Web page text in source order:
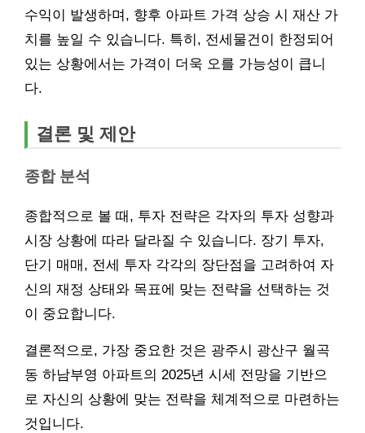
수익이 발생하며, 향후 아파트 가격 상승 시 재산 가
치를 높일 수 있습니다. 특히, 전세물건이 한정되어
있는 상황에서는 가격이 더욱 오를 가능성이 큽니
다.
결론 및 제안
종합 분석
종합적으로 볼 때, 투자 전략은 각자의 투자 성향과
시장 상황에 따라 달라질 수 있습니다. 장기 투자,
단기 매매, 전세 투자 각각의 장단점을 고려하여 자
신의 재정 상태와 목표에 맞는 전략을 선택하는 것
이 중요합니다.
결론적으로, 가장 중요한 것은 광주시 광산구 월곡
동 하남부영 아파트의 2025년 시세 전망을 기반으
로 자신의 상황에 맞는 전략을 체계적으로 마련하는
것입니다.